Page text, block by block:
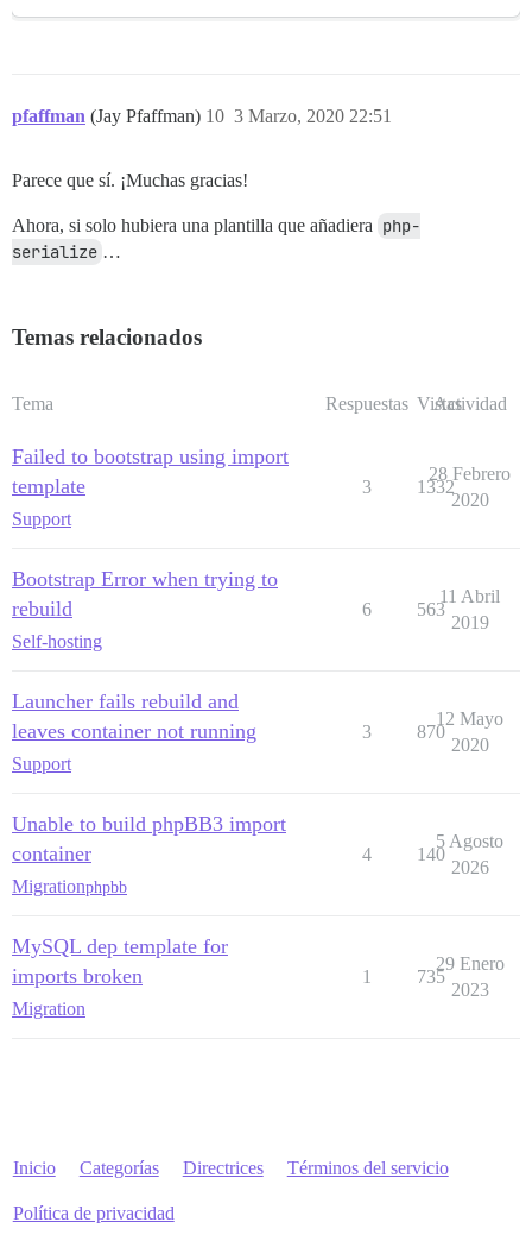
pfaffman (Jay Pfaffman) 3 Marzo, 2020 22:51
10
Parece que sí. ¡Muchas gracias!
Ahora, si solo hubiera una plantilla que añadiera php-
serialize …
Temas relacionados
Tema Respuestas Vistas
Actividad
Failed to bootstrap using import
template
Support
3 1332
28 Febrero
2020
Bootstrap Error when trying to
rebuild
Self-hosting
6 563
11 Abril
2019
Launcher fails rebuild and
leaves container not running
Support
3 870
12 Mayo
2020
Unable to build phpBB3 import
container
Migrationphpbb
4 140
5 Agosto
2026
MySQL dep template for
imports broken
Migration
1 735
29 Enero
2023
Inicio Categorías Directrices Términos del servicio
Política de privacidad